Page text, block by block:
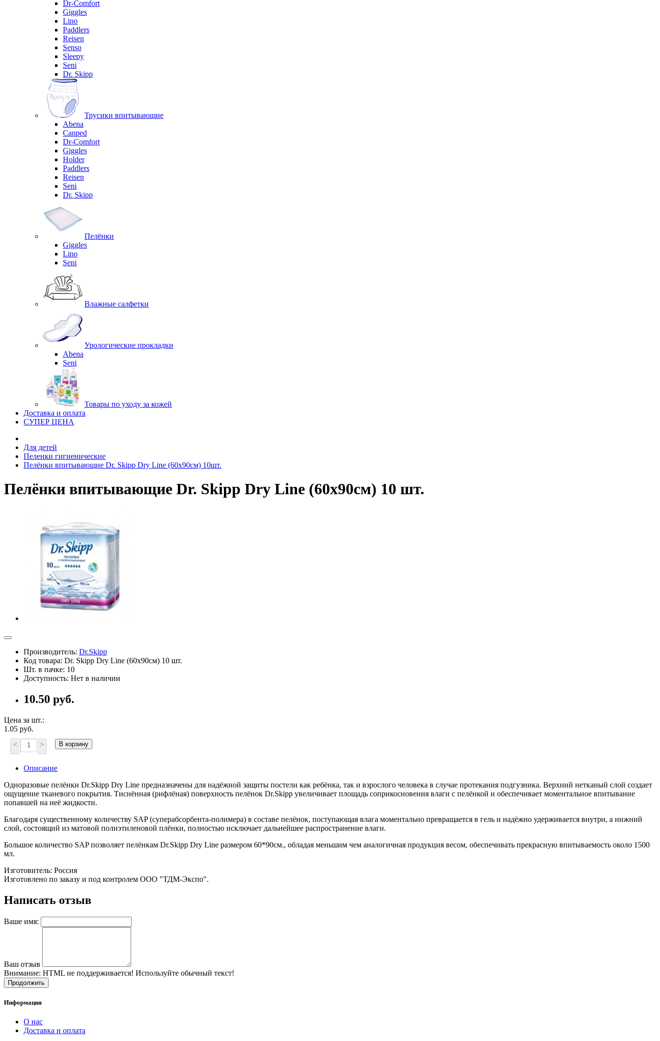
Dr-Comfort
Giggles
Lino
Paddlers
Reisen
Senso
Sleepy
Seni
Dr. Skipp
Трусики впитывающие
Abena
Canped
Dr-Comfort
Giggles
Holder
Paddlers
Reisen
Seni
Dr. Skipp
Пелёнки
Giggles
Lino
Seni
Влажные салфетки
Урологические прокладки
Abena
Seni
Товары по уходу за кожей
Доставка и оплата
СУПЕР ЦЕНА
Для детей
Пеленки гигиенические
Пелёнки впитывающие Dr. Skipp Dry Line (60х90см) 10шт.
Пелёнки впитывающие Dr. Skipp Dry Line (60х90см) 10 шт.
Производитель: Dr.Skipp
Код товара: Dr. Skipp Dry Line (60х90см) 10 шт.
Шт. в пачке: 10
Доступность: Нет в наличии
10.50 руб.
Цена за шт.:
1.05 руб.
< > В корзину
Описание
Одноразовые пелёнки Dr.Skipp Dry Line предназначены для надёжной защиты постели как ребёнка, так и взрослого человека в случае протекания подгузника. Верхний нетканый слой создает
ощущение тканевого покрытия. Тиснённая (рифлёная) поверхность пелёнок Dr.Skipp увеличивает площадь соприкосновения влаги с пелёнкой и обеспечивает моментальное впитывание
попавшей на неё жидкости.
Благодаря существенному количеству SAP (суперабсорбента-полимера) в составе пелёнок, поступающая влага моментально превращается в гель и надёжно удерживается внутри, а нижний
слой, состоящий из матовой полиэтиленовой плёнки, полностью исключает дальнейшее распространение влаги.
Большое количество SAP позволяет пелёнкам Dr.Skipp Dry Line размером 60*90см., обладая меньшим чем аналогичная продукция весом, обеспечивать прекрасную впитываемость около 1500
мл.
Изготовитель: Россия
Изготовлено по заказу и под контролем ООО "ТДМ-Экспо".
Написать отзыв
Ваше имя:
Ваш отзыв
Внимание: HTML не поддерживается! Используйте обычный текст!
Продолжить
Информация
О нас
Доставка и оплата